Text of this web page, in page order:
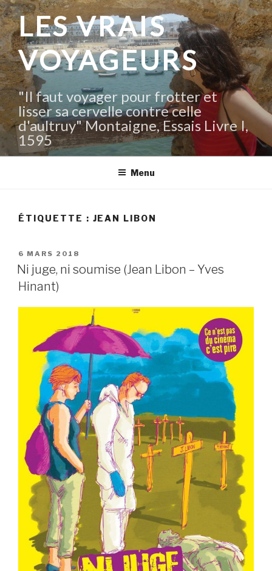
Aller
au
contenu
principal
LES VRAIS
VOYAGEURS
"Il faut voyager pour frotter et
lisser sa cervelle contre celle
d'aultruy" Montaigne, Essais Livre I,
1595
Menu
ÉTIQUETTE : JEAN LIBON
PUBLIÉ
LE
6 MARS 2018
Ni juge, ni soumise (Jean Libon – Yves
Hinant)